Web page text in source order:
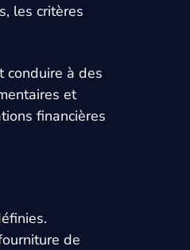
les critères
conduire à des
et
financières
de